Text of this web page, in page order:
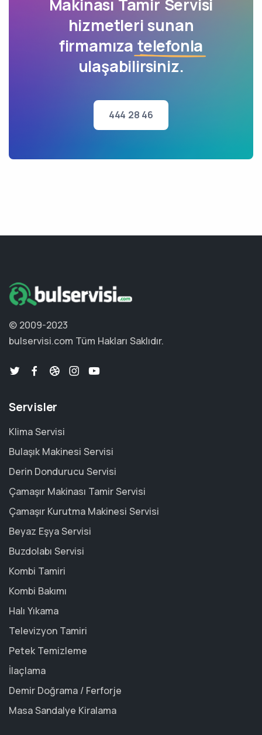
Makinası Tamir Servisi
hizmetleri sunan
firmamıza telefonla
ulaşabilirsiniz.
444 28 46
© 2009-2023
bulservisi.com Tüm Hakları Saklıdır.
Servisler
Klima Servisi
Bulaşık Makinesi Servisi
Derin Dondurucu Servisi
Çamaşır Makinası Tamir Servisi
Çamaşır Kurutma Makinesi Servisi
Beyaz Eşya Servisi
Buzdolabı Servisi
Kombi Tamiri
Kombi Bakımı
Halı Yıkama
Televizyon Tamiri
Petek Temizleme
İlaçlama
Demir Doğrama / Ferforje
Masa Sandalye Kiralama